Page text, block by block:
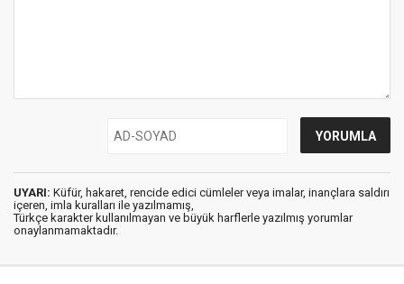
UYARI: Küfür, hakaret, rencide edici cümleler veya imalar, inançlara saldırı
içeren, imla kuralları ile yazılmamış,
Türkçe karakter kullanılmayan ve büyük harflerle yazılmış yorumlar
onaylanmamaktadır.